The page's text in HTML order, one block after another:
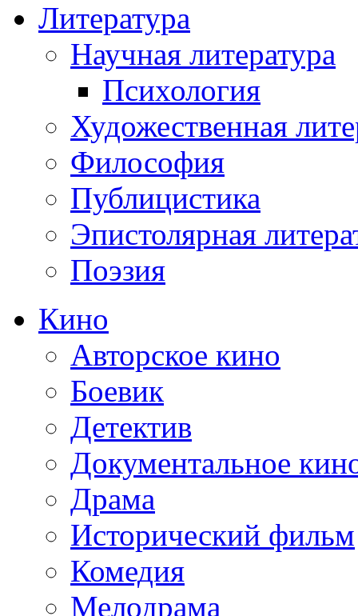
Литература
Научная литература
Психология
Художественная
Философия
Публицистика
Эпистолярная
Поэзия
Кино
Авторское кино
Боевик
Детектив
Документальное
Драма
Исторический фильм
Комедия
Мелодрама